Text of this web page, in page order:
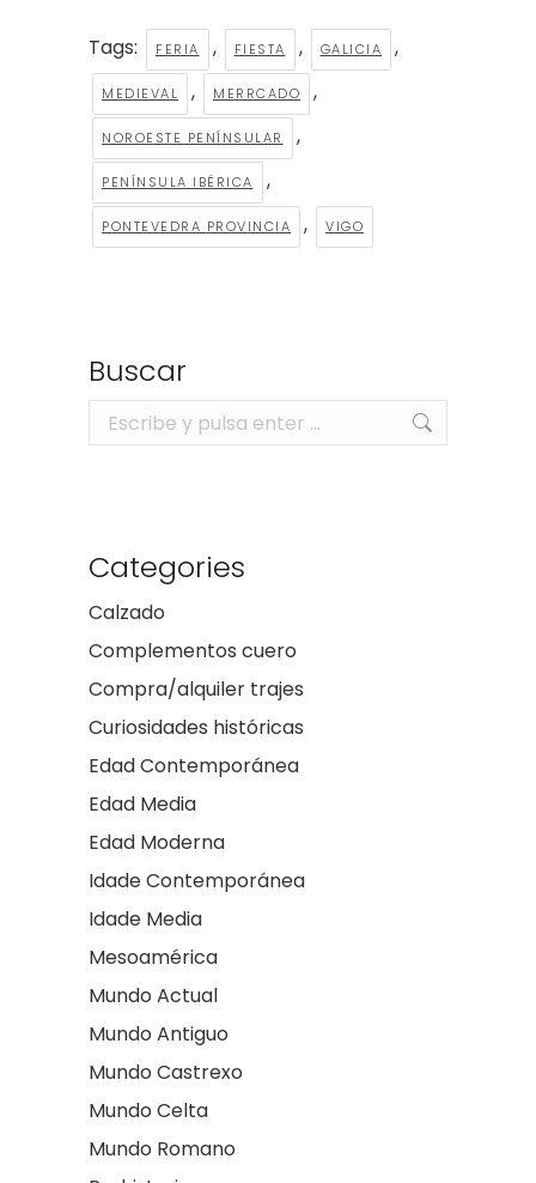
Tags: FERIA , FIESTA , GALICIA ,
MEDIEVAL , MERRCADO ,
NOROESTE PENÍNSULAR ,
PENÍNSULA IBÉRICA ,
PONTEVEDRA PROVINCIA , VIGO
Buscar
Buscar:
Categories
Calzado
Complementos cuero
Compra/alquiler trajes
Curiosidades históricas
Edad Contemporánea
Edad Media
Edad Moderna
Idade Contemporánea
Idade Media
Mesoamérica
Mundo Actual
Mundo Antiguo
Mundo Castrexo
Mundo Celta
Mundo Romano